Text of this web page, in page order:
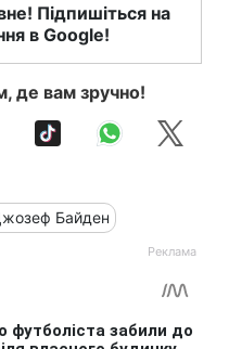
Підпишіться на
в Google!
де вам зручно!
Байден